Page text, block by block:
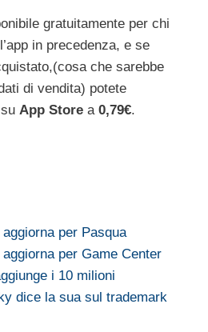
gratuitamente per chi
in precedenza, e se
che sarebbe
di vendita) potete
App Store a 0,79€.
per Pasqua
per Game Center
i 10 milioni
dice la sua sul trademark